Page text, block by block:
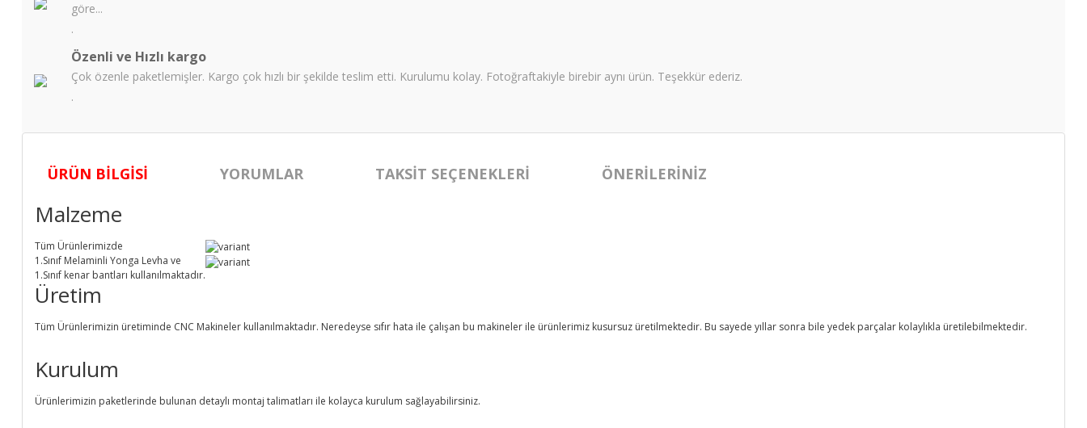
göre...
.
Özenli ve Hızlı kargo
Çok özenle paketlemişler. Kargo çok hızlı bir şekilde teslim etti. Kurulumu kolay. Fotoğraftakiyle birebir aynı ürün. Teşekkür ederiz.
.
ÜRÜN BILGISI YORUMLAR TAKSIT SEÇENEKLERI ÖNERILERINIZ
Malzeme
Tüm Ürünlerimizde
1.Sınıf Melaminli Yonga Levha ve
1.Sınıf kenar bantları kullanılmaktadır.
Üretim
Tüm Ürünlerimizin üretiminde CNC Makineler kullanılmaktadır. Neredeyse sıfır hata ile çalışan bu makineler ile ürünlerimiz kusursuz üretilmektedir. Bu sayede yıllar sonra bile yedek parçalar kolaylıkla üretilebilmektedir.
Kurulum
Ürünlerimizin paketlerinde bulunan detaylı montaj talimatları ile kolayca kurulum sağlayabilirsiniz.